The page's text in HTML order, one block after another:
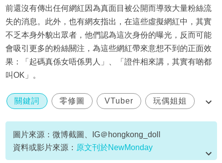
前還沒有傳出任何網紅因為真面目被公開而導致大量粉絲流
失的消息。此外，也有網友指出，在這些虛擬網紅中，其實
不乏本身外貌出眾者，他們認為這次身份的曝光，反而可能
會吸引更多的粉絲關注，為這些網紅帶來意想不到的正面效
果：「起碼真係女唔係男人」、「證件相來講，其實有啲都
叫OK」。
關鍵詞 零修圖 VTuber 玩偶姐姐
hongkongdoll
圖片來源：微博截圖、IG＠hongkong_doll
資料或影片來源： 原文刊於NewMonday